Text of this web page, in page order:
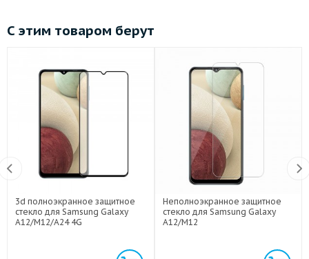
С этим товаром берут
3d полноэкранное защитное
стекло для Samsung Galaxy
A12/M12/A24 4G
Неполноэкранное защитное
стекло для Samsung Galaxy
A12/M12